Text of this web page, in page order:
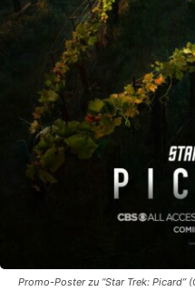
Promo-Poster zu “Star Trek: Picard”